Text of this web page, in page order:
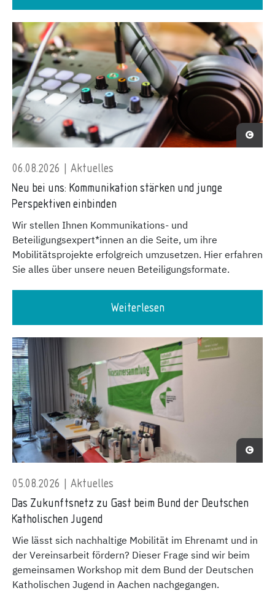
06.08.2026 | Aktuelles
Neu bei uns: Kommunikation stärken und junge
Perspektiven einbinden
Wir stellen Ihnen Kommunikations- und
Beteiligungsexpert*innen an die Seite, um ihre
Mobilitätsprojekte erfolgreich umzusetzen. Hier erfahren
Sie alles über unsere neuen Beteiligungsformate.
Weiterlesen
05.08.2026 | Aktuelles
Das Zukunftsnetz zu Gast beim Bund der Deutschen
Katholischen Jugend
Wie lässt sich nachhaltige Mobilität im Ehrenamt und in
der Vereinsarbeit fördern? Dieser Frage sind wir beim
gemeinsamen Workshop mit dem Bund der Deutschen
Katholischen Jugend in Aachen nachgegangen.